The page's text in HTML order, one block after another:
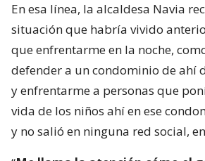
En esa línea, la alcaldesa Navia
situación que habría vivido
que enfrentarme en la noche,
defender a un condominio de ahí
y enfrentarme a personas que
vida de los niños ahí en ese
y no salió en ninguna red social,